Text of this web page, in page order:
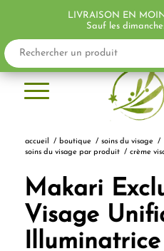
accueil / boutique / soins du visage
/
soins du visage par produit / crème
Makari
Visage
LIVRAISON EN
Sauf les